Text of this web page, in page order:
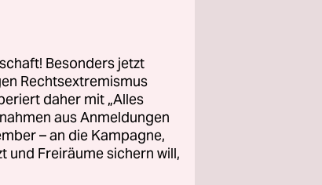
du
Besonders jetzt
Rechtsextremismus
daher mit „Alles
aus Anmeldungen
– an die Kampagne,
und Freiräume sichern will,